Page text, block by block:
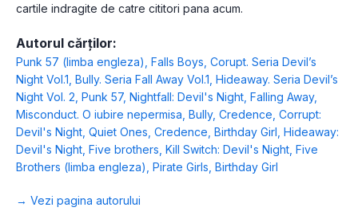
cartile indragite de catre cititori pana acum.
Autorul cărților:
Punk 57 (limba engleza) Falls Boys Corupt. Seria Devil’s
Night Vol.1 Bully. Seria Fall Away Vol.1 Hideaway. Seria Devil’s
Night Vol. 2 Punk 57, Nightfall: Devil's Night Falling Away,
Misconduct. O iubire nepermisa Bully, Credence Corrupt:
Devil's Night Quiet Ones Credence Birthday Girl Hideaway:
Devil's Night Five brothers Kill Switch: Devil's Night Five
Brothers (limba engleza) Pirate Girls Birthday Girl
→ Vezi pagina autorului